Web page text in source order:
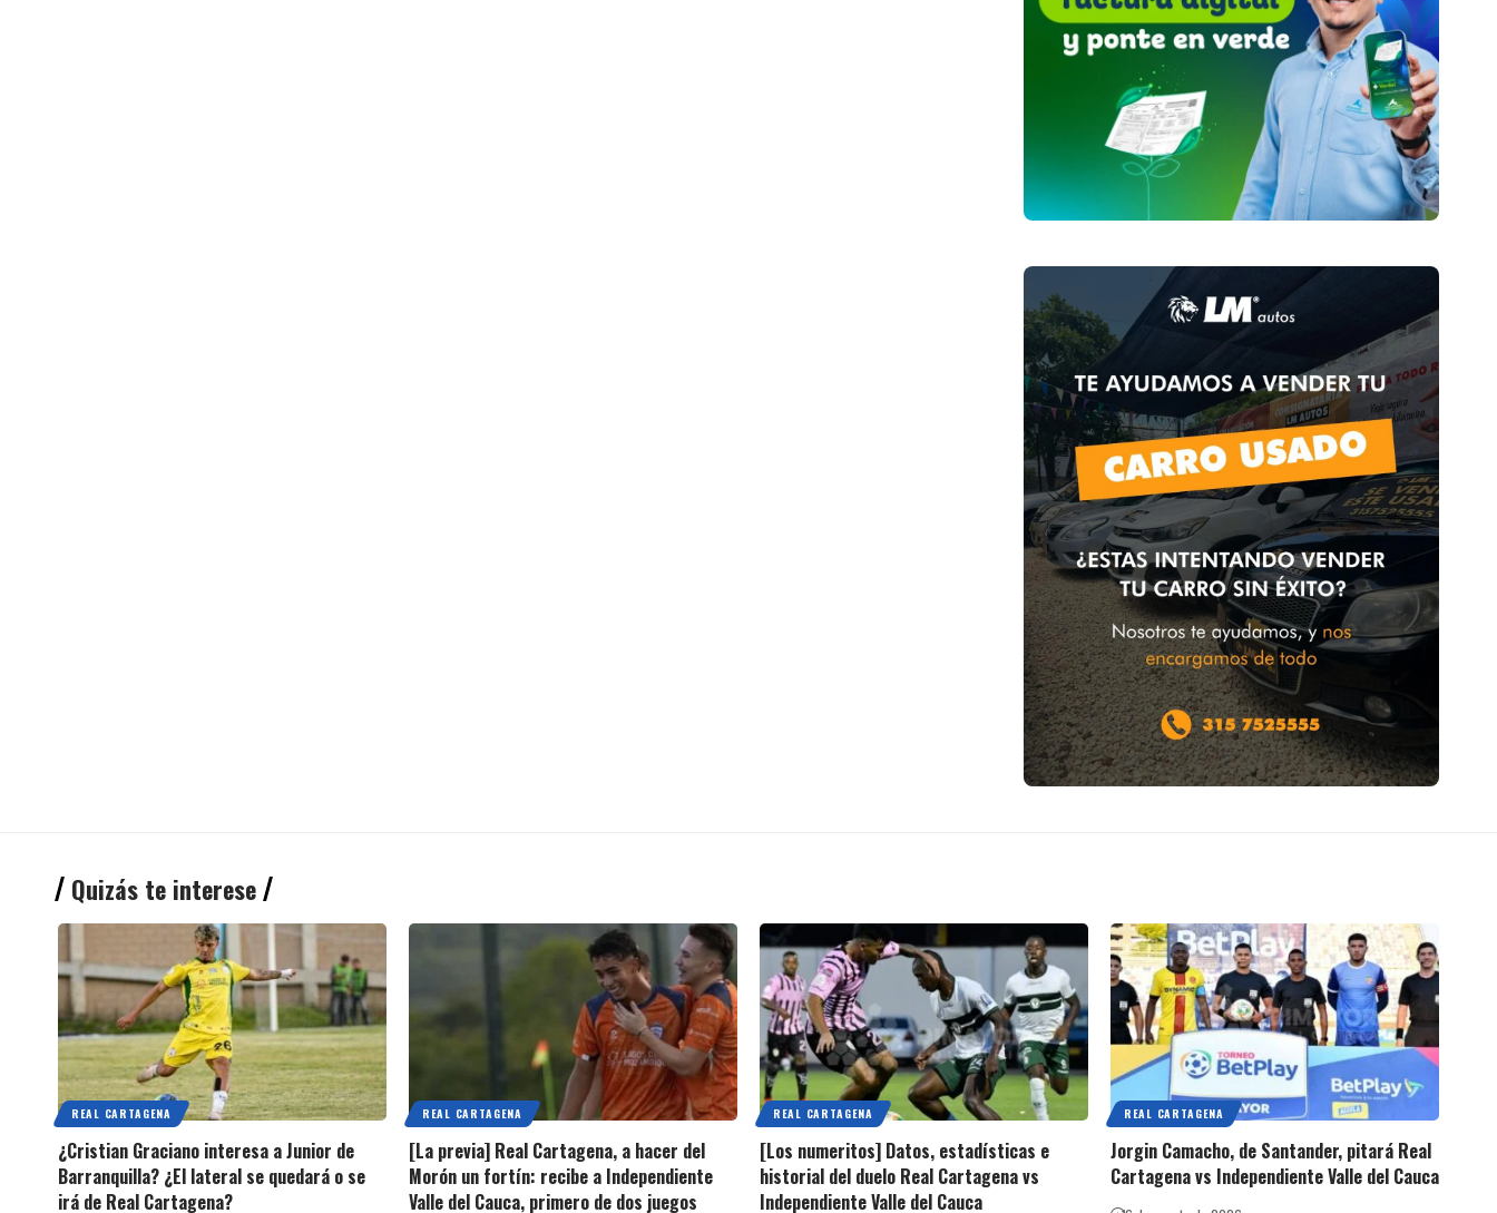
Quizás te interese
REAL CARTAGENA
¿Cristian Graciano interesa a Junior de
Barranquilla? ¿El lateral se quedará o se
irá de Real Cartagena?
REAL CARTAGENA
[La previa] Real Cartagena, a hacer del
Morón un fortín: recibe a Independiente
Valle del Cauca, primero de dos juegos
REAL CARTAGENA
[Los numeritos] Datos, estadísticas e
historial del duelo Real Cartagena vs
Independiente Valle del Cauca
REAL CARTAGENA
Jorgin Camacho, de Santander, pitará Real
Cartagena vs Independiente Valle del Cauca